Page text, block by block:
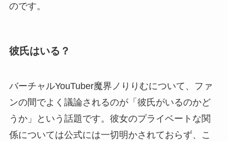
のです。
彼氏はいる？
バーチャルYouTuber魔界ノりりむについて、ファ
ンの間でよく議論されるのが「彼氏がいるのかど
うか」という話題です。彼女のプライベートな関
係については公式には一切明かされておらず、こ